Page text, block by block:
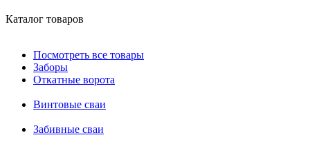
Каталог товаров
Посмотреть все товары
Заборы
Откатные ворота
Винтовые сваи
Забивные сваи